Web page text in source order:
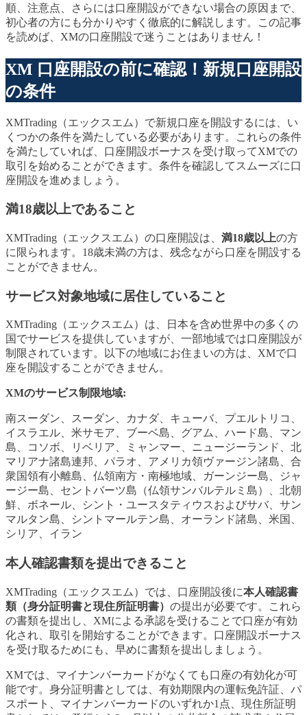
順、注意点、さらには口座開設ができない場合の原因まで、
初心者の方にも分かりやすく徹底的に解説します。この記事
を読めば、XMの口座開設で迷うことはありません！
XM 口座開設の前に確認！新規口座開設
の条件
XMTrading（エックスエム）で新規口座を開設するには、い
くつかの条件を満たしている必要があります。これらの条件
を満たしていれば、口座開設ボーナスを受け取ってXMでの
取引を始めることができます。条件を確認してスムーズに口
座開設を進めましょう。
満18歳以上であること
XMTrading（エックスエム）の口座開設は、 満18歳以上の方
に限られます。18歳未満の方は、残念ながら口座を開設する
ことができません。
サービス対象地域に居住していること
XMTrading（エックスエム）は、日本を含め世界中の多くの
国でサービスを提供していますが、一部地域では口座開設が
制限されています。以下の地域にお住まいの方は、XMで口
座を開設することができません。
XMのサービス制限地域:
南スーダン、スーダン、カナダ、キューバ、プエルトリコ、
イスラエル、米サモア、ブーベ島、グアム、ハード島、マン
島、コソボ、リベリア、ミャンマー、ニュージーランド、北
マリアナ諸島連邦、パラオ、アメリカ領ヴァージン諸島、合
衆国領有小離島、仏領南方・南極地域、ガーンジー島、ジャ
ージー島、セントバーツ島（仏領サンバルテルミ島）、北朝
鮮、ボネール、シント・ユースタティウスおよびサバ、サン
マルタン島、シントマールテン島、オーランド諸島、米国、
シリア、イラン
本人確認書類を提出できること
XMTrading（エックスエム）では、口座開設後に本人確認書
類（身分証明書と現住所証明書） の提出が必要です。これら
の書類を提出し、XMによる承認を受けることで口座が有効
化され、取引を開始することができます。口座開設ボーナス
を受け取るためにも、早めに書類を提出しましょう。
XMでは、マイナンバーカードがなくても口座の有効化が可
能です。身分証明書としては、有効期限内の運転免許証、パ
スポート、マイナンバーカードのいずれか1点、現住所証明